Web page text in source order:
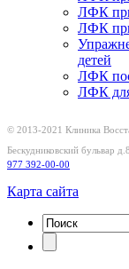
ЛФК
ЛФК
детей
ЛФК
ЛФК для
© 2013-2021 Клиника
Бескудниковский бульвар
977 392-00-00
Карта сайта